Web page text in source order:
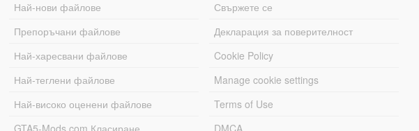
Най-нови файлове
Препоръчани файлове
Най-харесвани файлове
Най-теглени файлове
Най-високо оценени файлове
Свържете се
Декларация за поверителност
Cookie Policy
Manage cookie settings
Terms of Use